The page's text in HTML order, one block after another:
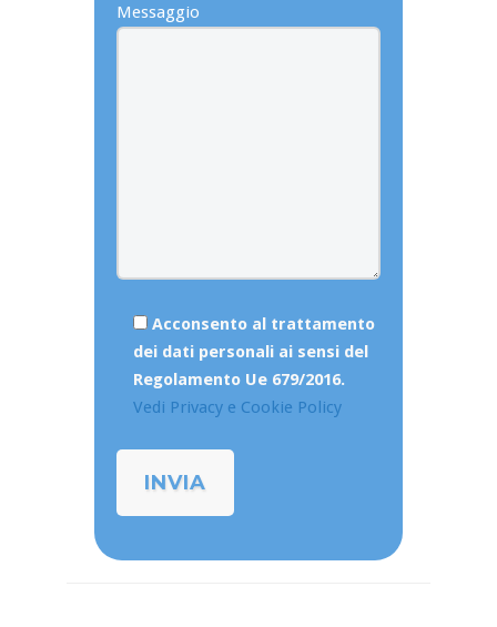
Messaggio
Acconsento al trattamento
dei dati personali ai sensi del
Regolamento Ue 679/2016.
Vedi Privacy e Cookie Policy